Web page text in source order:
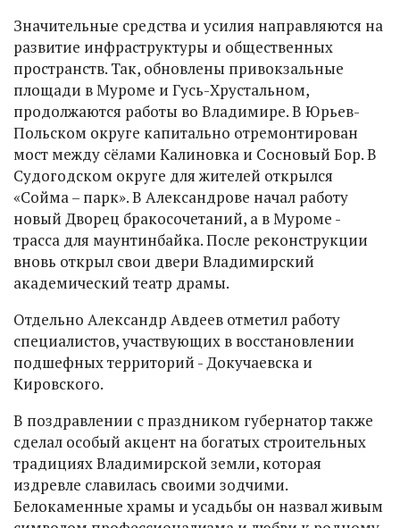
Значительные средства и усилия направляются на
развитие инфраструктуры и общественных
пространств. Так, обновлены привокзальные
площади в Муроме и Гусь-Хрустальном,
продолжаются работы во Владимире. В Юрьев-
Польском округе капитально отремонтирован
мост между сёлами Калиновка и Сосновый Бор. В
Судогодском округе для жителей открылся
«Сойма – парк». В Александрове начал работу
новый Дворец бракосочетаний, а в Муроме -
трасса для маунтинбайка. После реконструкции
вновь открыл свои двери Владимирский
академический театр драмы.
Отдельно Александр Авдеев отметил работу
специалистов, участвующих в восстановлении
подшефных территорий - Докучаевска и
Кировского.
В поздравлении с праздником губернатор также
сделал особый акцент на богатых строительных
традициях Владимирской земли, которая
издревле славилась своими зодчими.
Белокаменные храмы и усадьбы он назвал живым